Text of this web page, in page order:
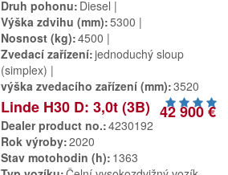
Druh pohonu Diesel
Výška zdvihu (mm) 5300
Nosnost (kg) 4500
Zvedací zařízení jednoduchý sloup
(simplex)
výška zvedacího zařízení (mm) 3520
42 900 €
Linde H30 D: 3,0t (3B)
Dealer product no. 4230192
Rok výroby 2020
Stav motohodin (h) 1363